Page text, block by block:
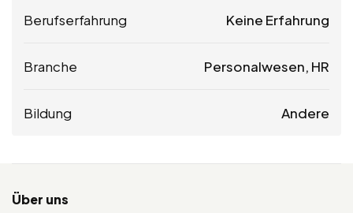
Berufserfahrung Keine Erfahrung
Branche Personalwesen, HR
Bildung Andere
Über uns